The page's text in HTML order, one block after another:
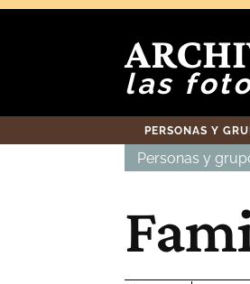
las
PERSONAS Y
Personas y